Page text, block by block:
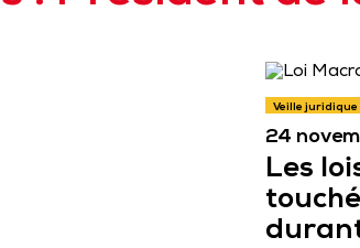
Veille juridique
24
Les